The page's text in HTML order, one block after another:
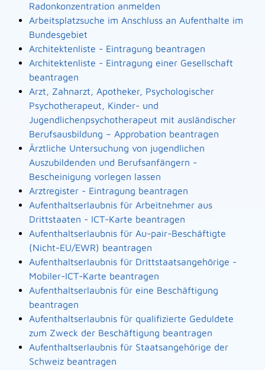
Radonkonzentration anmelden
Arbeitsplatzsuche im Anschluss an Aufenthalte im
Bundesgebiet
Architektenliste - Eintragung beantragen
Architektenliste - Eintragung einer Gesellschaft
beantragen
Arzt, Zahnarzt, Apotheker, Psychologischer
Psychotherapeut, Kinder- und
Jugendlichenpsychotherapeut mit ausländischer
Berufsausbildung – Approbation beantragen
Ärztliche Untersuchung von jugendlichen
Auszubildenden und Berufsanfängern -
Bescheinigung vorlegen lassen
Arztregister - Eintragung beantragen
Aufenthaltserlaubnis für Arbeitnehmer aus
Drittstaaten - ICT-Karte beantragen
Aufenthaltserlaubnis für Au-pair-Beschäftigte
(Nicht-EU/EWR) beantragen
Aufenthaltserlaubnis für Drittstaatsangehörige -
Mobiler-ICT-Karte beantragen
Aufenthaltserlaubnis für eine Beschäftigung
beantragen
Aufenthaltserlaubnis für qualifizierte Geduldete
zum Zweck der Beschäftigung beantragen
Aufenthaltserlaubnis für Staatsangehörige der
Schweiz beantragen